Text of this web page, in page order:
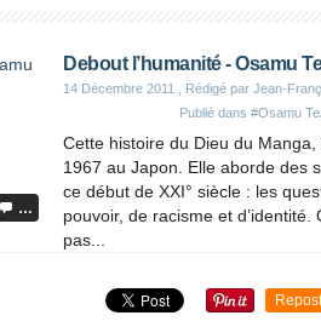
…
Debout l’humanité - Osamu
14 Décembre 2011
, Rédigé par Jean-
Publié dans #Osamu
Cette histoire du Dieu du
1967 au Japon. Elle aborde des
ce début de XXI° siècle : les
pouvoir, de racisme et
pas...
Repost